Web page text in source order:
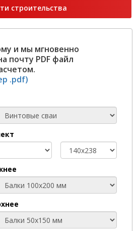
строительства
и мы мгновенно
почту PDF файл
.pdf)
СЕЧЕНИЕ
БРУСА